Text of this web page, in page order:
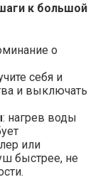
к большой
о
себя и
и выключать
: нагрев воды
или
быстрее, не